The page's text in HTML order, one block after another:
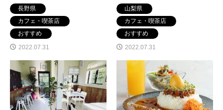
ップにスカイデッキに工場見
学もできる！7月31日オープン
長野県
カフェ・喫茶店
おすすめ
2022.07.31
ン）」山梨県甲州市勝沼町に7
月31日オープン
山梨県
カフェ・喫茶店
おすすめ
2022.07.31